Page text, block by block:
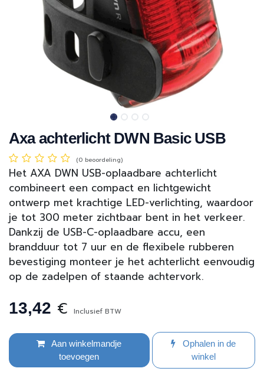
Axa achterlicht DWN Basic USB
(0 beoordeling)
Het AXA DWN USB-oplaadbare achterlicht
combineert een compact en lichtgewicht
ontwerp met krachtige LED-verlichting, waardoor
je tot 300 meter zichtbaar bent in het verkeer.
Dankzij de USB-C-oplaadbare accu, een
brandduur tot 7 uur en de flexibele rubberen
bevestiging monteer je het achterlicht eenvoudig
op de zadelpen of staande achtervork.
13,42 € Inclusief BTW
Aan winkelmandje
toevoegen
Ophalen in de
winkel